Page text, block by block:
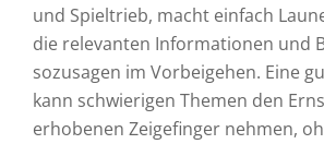
und Spieltrieb, macht einfach
die relevanten Informationen und
sozusagen im Vorbeigehen. Eine
kann schwierigen Themen den
erhobenen Zeigefinger nehmen,